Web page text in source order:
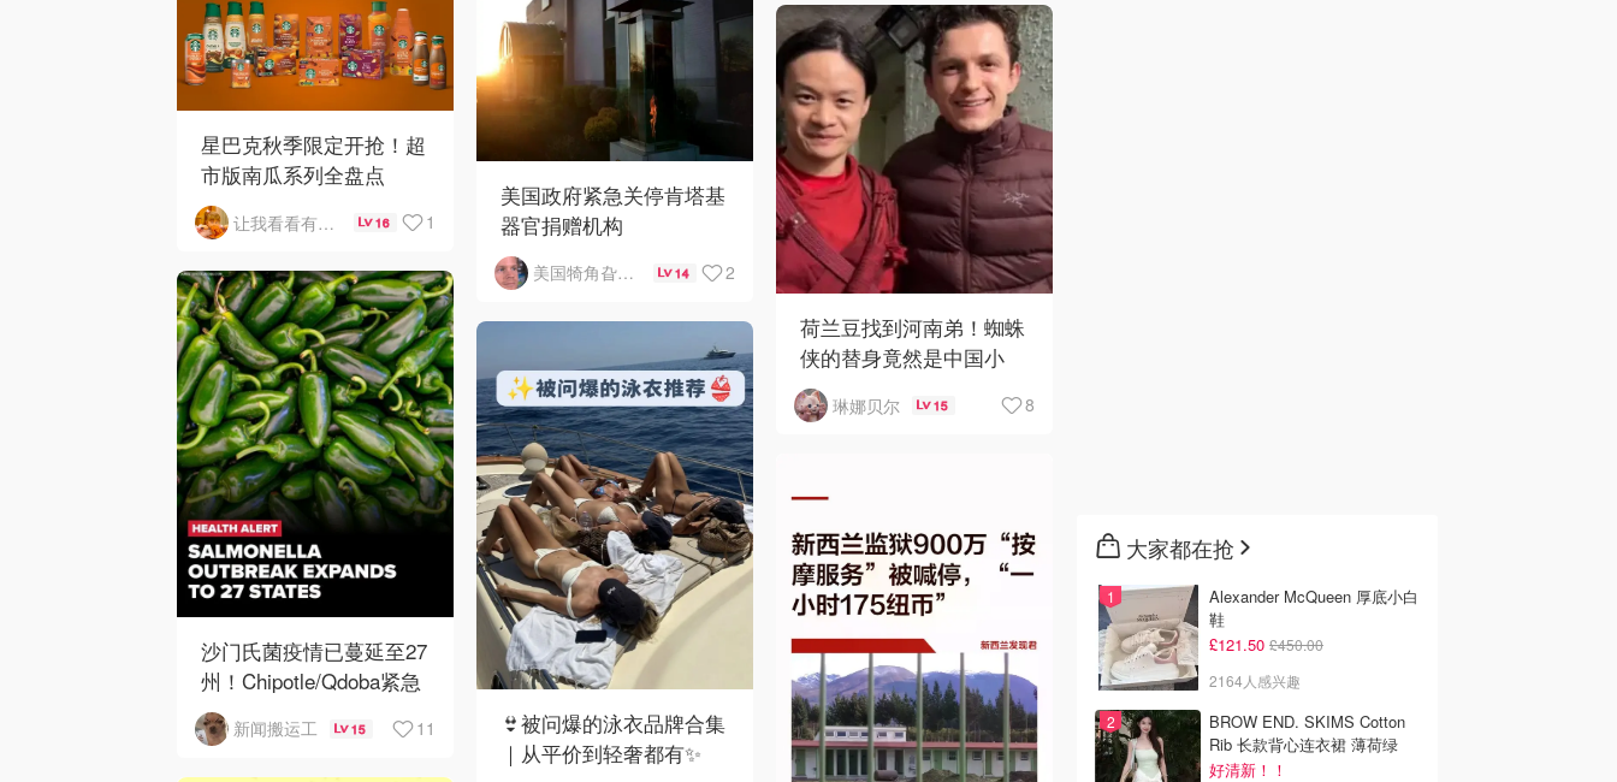
美国政府紧急关停肯塔基
器官捐赠机构
美国犄角旮旯新鲜事 14 2
星巴克秋季限定开抢！超
市版南瓜系列全盘点
让我看看有啥好吃的 16 1
荷兰豆找到河南弟！蜘蛛
侠的替身竟然是中国小
哥？！
琳娜贝尔 15 8
沙门氏菌疫情已蔓延至27
州！Chipotle/Qdoba紧急
下架辣椒
新闻搬运工 15 11
👙被问爆的泳衣品牌合集
｜从平价到轻奢都有✨
大家都在抢
Alexander McQueen 厚底小白
鞋
£121.50 £450.00
2164人感兴趣
BROW END. SKIMS Cotton
Rib 长款背心连衣裙 薄荷绿
好清新！！